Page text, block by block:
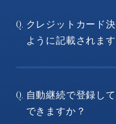
Q. クレジットカード
ように記載されま
Q. 自動継続で登録し
できますか？